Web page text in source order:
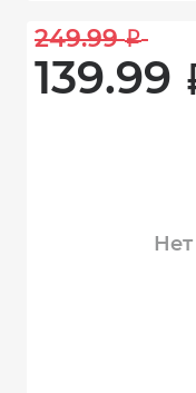
249.99 i
139.99